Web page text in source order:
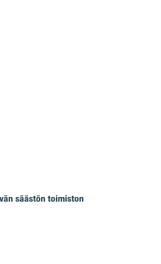
säästön toimiston